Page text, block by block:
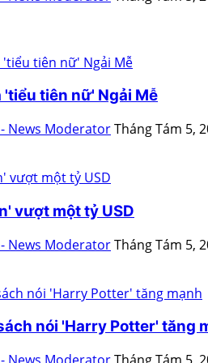
'tiểu tiên nữ' Ngải Mễ
News ModeratorTháng Tám 5,
vượt một tỷ USD
News ModeratorTháng Tám 5,
nói 'Harry Potter' tăng